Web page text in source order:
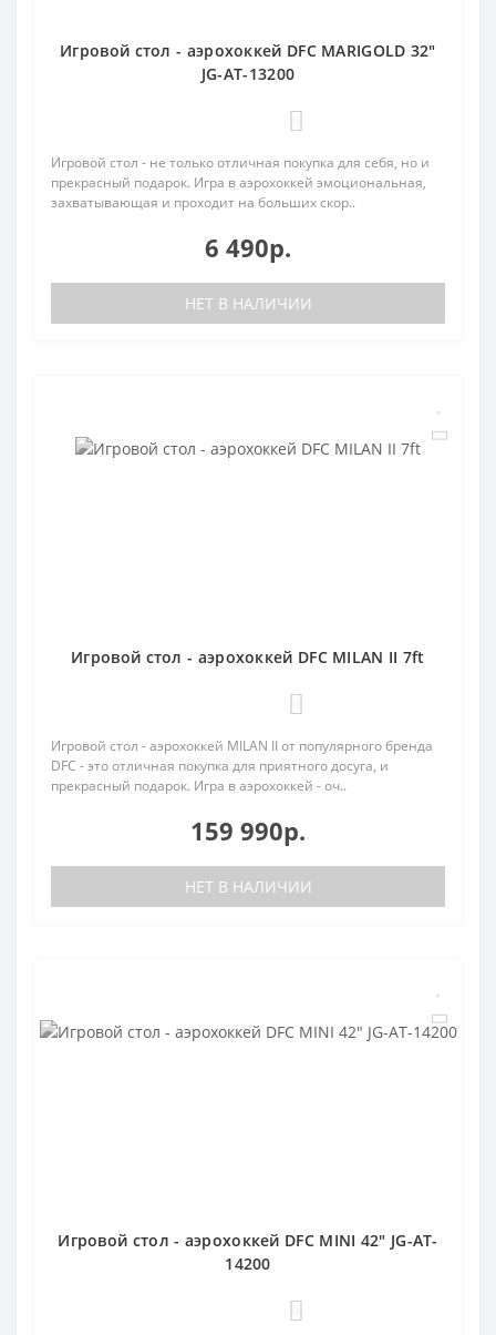
Игровой стол - аэрохоккей DFC MARIGOLD 32"
JG-AT-13200
Игровой стол - не только отличная покупка для себя, но и
прекрасный подарок. Игра в аэрохоккей эмоциональная,
захватывающая и проходит на больших скор..
6 490р.
НЕТ В НАЛИЧИИ
Игровой стол - аэрохоккей DFC MILAN II 7ft
Игровой стол - аэрохоккей MILAN II от популярного бренда
DFC - это отличная покупка для приятного досуга, и
прекрасный подарок. Игра в аэрохоккей - оч..
159 990р.
НЕТ В НАЛИЧИИ
Игровой стол - аэрохоккей DFC MINI 42" JG-AT-
14200